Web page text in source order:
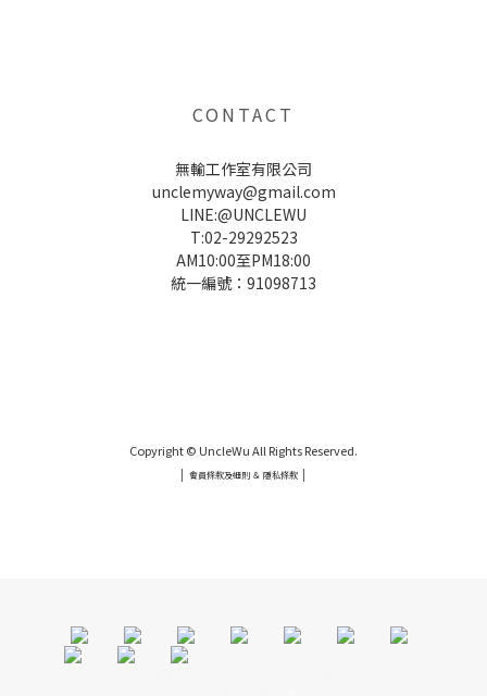
CONTACT
無輸工作室有限公司
unclemyway@gmail.com
LINE:@UNCLEWU
T:02-29292523
AM10:00至PM18:00
統一編號：91098713
Copyright © UncleWu All Rights Reserved.
| 會員條款及細則 ＆ 隱私條款 |